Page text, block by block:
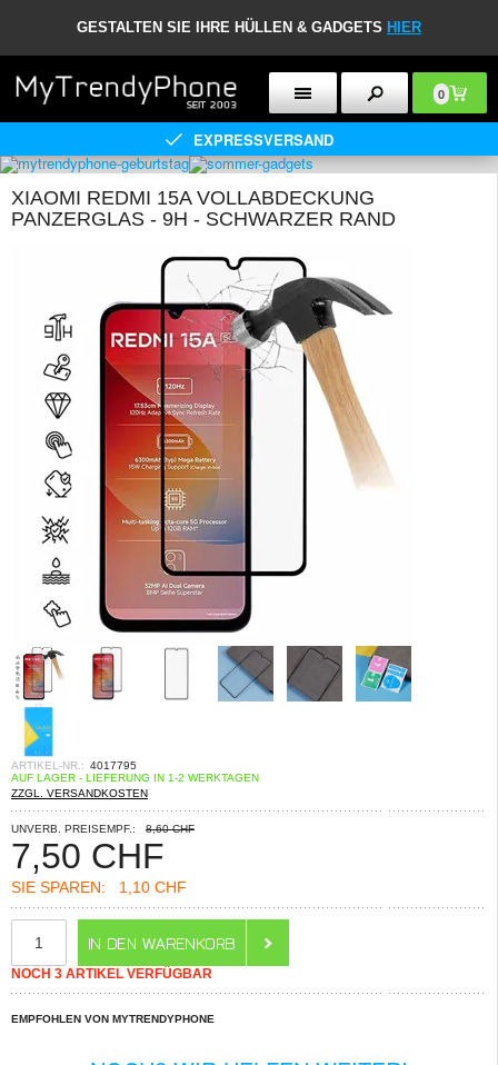
GESTALTEN SIE IHRE HÜLLEN & GADGETS HIER
0
EXPRESSVERSAND
XIAOMI REDMI 15A VOLLABDECKUNG
PANZERGLAS - 9H - SCHWARZER RAND
ARTIKEL-NR.: 4017795
AUF LAGER - LIEFERUNG IN 1-2 WERKTAGEN
ZZGL. VERSANDKOSTEN
UNVERB. PREISEMPF.: 8,60 CHF
7,50 CHF
SIE SPAREN: 1,10 CHF
NOCH 3 ARTIKEL VERFÜGBAR
EMPFOHLEN VON MYTRENDYPHONE